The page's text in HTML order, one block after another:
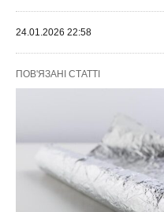
24.01.2026 22:58
ПОВ'ЯЗАНІ СТАТТІ